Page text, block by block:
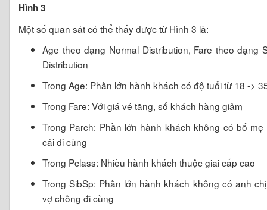
Hình 3
Một số quan sát có thể thấy được từ Hình 3 là:
Age theo dạng Normal Distribution, Fare theo dạng
Distribution
Trong Age: Phần lớn hành khách có độ tuổi từ 18 ->
Trong Fare: Với giá vé tăng, số khách hàng giảm
Trong Parch: Phần lớn hành khách không có bố
cái đi cùng
Trong Pclass: Nhiều hành khách thuộc giai cấp cao
Trong SibSp: Phần lớn hành khách không có anh
vợ chồng đi cùng